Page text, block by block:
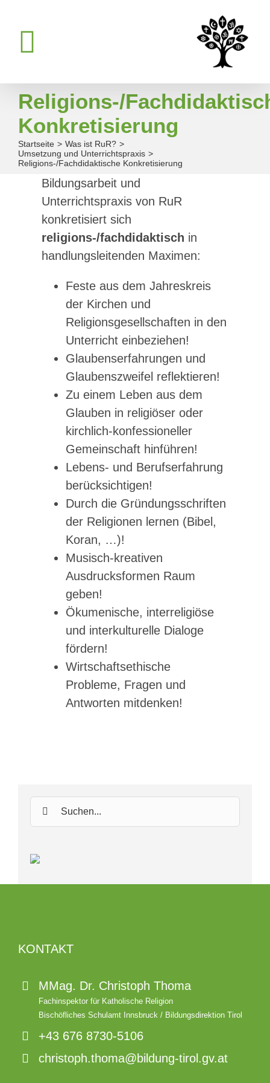
Religions-/
Konkretisierung
Startseite
Was ist RuR?
Umsetzung und Unterrichtspraxis
Religions-/Fachdidaktische Konkretisierung
Bildungsarbeit und
Unterrichtspraxis von RuR
konkretisiert sich
religions-/fachdidaktisch in
handlungsleitenden Maximen:
Feste aus dem Jahreskreis
der Kirchen und
Religionsgesellschaften in den
Unterricht einbeziehen!
Glaubenserfahrungen und
Glaubenszweifel reflektieren!
Zu einem Leben aus dem
Glauben in religiöser oder
kirchlich-konfessioneller
Gemeinschaft hinführen!
Lebens- und Berufserfahrung
berücksichtigen!
Durch die Gründungsschriften
der Religionen lernen (Bibel,
Koran, …)!
Musisch-kreativen
Ausdrucksformen Raum
geben!
Ökumenische, interreligiöse
und interkulturelle Dialoge
fördern!
Wirtschaftsethische
Probleme, Fragen und
Antworten mitdenken!
Suche
nach:
KONTAKT
MMag. Dr. Christoph Thoma
Fachinspektor für Katholische Religion
Bischöfliches Schulamt Innsbruck / Bildungsdirektion Tirol
+43 676 8730-5106
christoph.thoma@bildung-tirol.gv.at